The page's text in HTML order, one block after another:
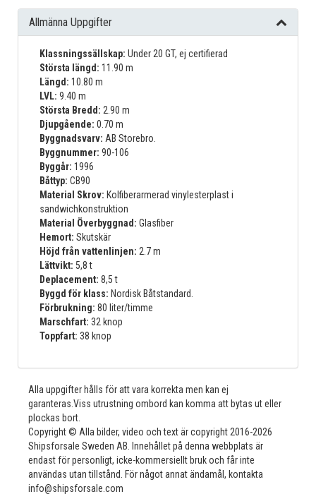
Allmänna Uppgifter
Klassningssällskap: Under 20 GT, ej certifierad
Största längd: 11.90 m
Längd: 10.80 m
LVL: 9.40 m
Största Bredd: 2.90 m
Djupgående: 0.70 m
Byggnadsvarv: AB Storebro.
Byggnummer: 90-106
Byggår: 1996
Båttyp: CB90
Material Skrov: Kolfiberarmerad vinylesterplast i
sandwichkonstruktion
Material Överbyggnad: Glasfiber
Hemort: Skutskär
Höjd från vattenlinjen: 2.7 m
Lättvikt: 5,8 t
Deplacement: 8,5 t
Byggd för klass: Nordisk Båtstandard.
Förbrukning: 80 liter/timme
Marschfart: 32 knop
Toppfart: 38 knop
Alla uppgifter hålls för att vara korrekta men kan ej
garanteras.Viss utrustning ombord kan komma att bytas ut eller
plockas bort.
Copyright © Alla bilder, video och text är copyright 2016-2026
Shipsforsale Sweden AB. Innehållet på denna webbplats är
endast för personligt, icke-kommersiellt bruk och får inte
användas utan tillstånd. För något annat ändamål, kontakta
info@shipsforsale.com